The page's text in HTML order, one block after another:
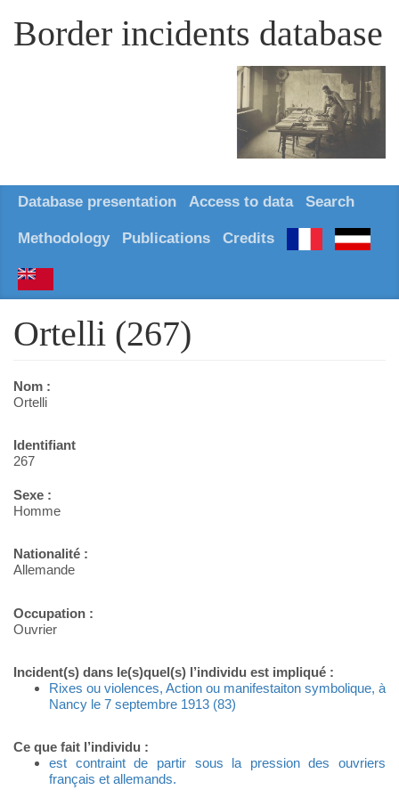
Border incidents database
Database presentation Access to data Search
Methodology Publications Credits
Ortelli (267)
Nom :
Ortelli
Identifiant
267
Sexe :
Homme
Nationalité :
Allemande
Occupation :
Ouvrier
Incident(s) dans le(s)quel(s) l’individu est impliqué :
Rixes ou violences, Action ou manifestaiton symbolique, à
Nancy le 7 septembre 1913 (83)
Ce que fait l’individu :
est contraint de partir sous la pression des ouvriers
français et allemands.